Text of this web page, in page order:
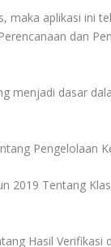
maka aplikasi ini
dan
menjadi dasar
Pengelolaan
2019 Tentang
Hasil Verifikasi